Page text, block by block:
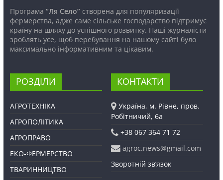
Програма “Ля Село”створена для популяризації
фермерства, адже саме сільське господарство підтримує
країну на шляху до успішного розвитку. Наші журналісти
зроблять усе, щоб перебування на нашому сайті було
максимально інформативним та цікавим.
РОЗДІЛИ
АГРОТЕХНІКА
АГРОПОЛІТИКА
АГРОПРАВО
ЕКО-ФЕРМЕРСТВО
ТВАРИННИЦТВО
КОНТАКТИ
Україна, м. Рівне, пров.
Робітничий, 6а
+38 067 364 71 72
agroc.news@gmail.com
Зворотній зв’язок